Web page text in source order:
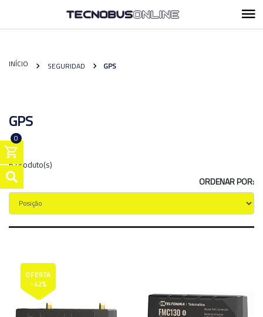
0
INÍCIO SEGURIDAD GPS
GPS
6 Produto(s)
ORDENAR POR:
OFERTA
-42%